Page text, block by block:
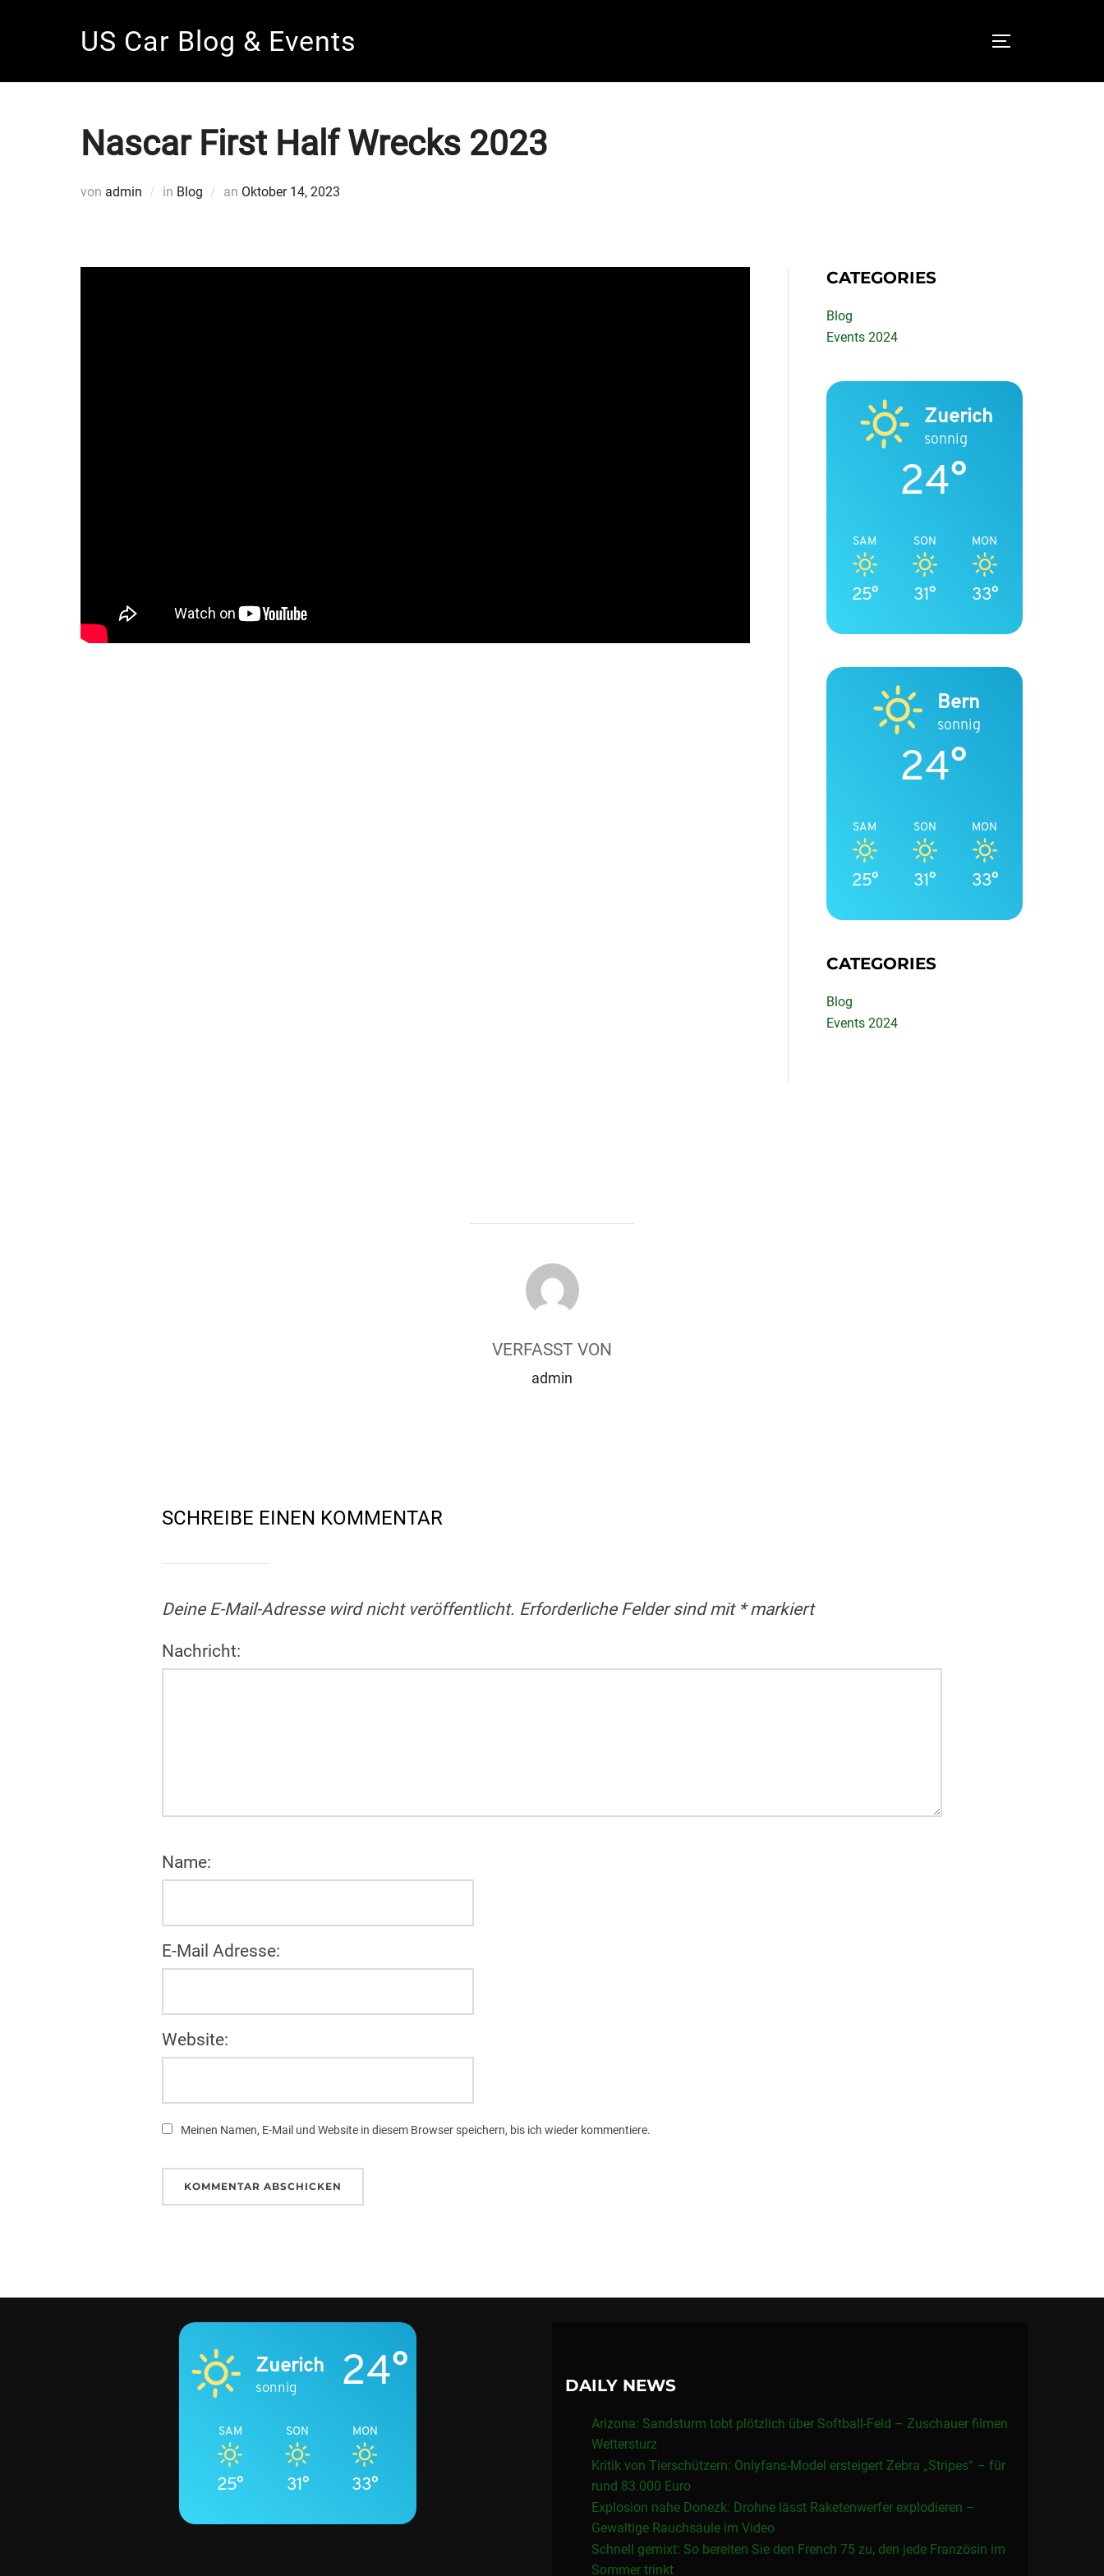
US Car Blog & Events
Nascar First Half Wrecks 2023
von admin in Blog an Veröffentlicht
Oktober 14, 2023
CATEGORIES
Blog
Events 2024
Zuerich
sonnig
24°
SAM
25°
SON
31°
MON
33°
Bern
sonnig
24°
SAM
25°
SON
31°
MON
33°
CATEGORIES
Blog
Events 2024
BEITRAGSAUTOR
VERFASST VON
admin
SCHREIBE EINEN KOMMENTAR
Deine E-Mail-Adresse wird nicht veröffentlicht. Erforderliche Felder sind mit *markiert
Nachricht:
Name:
E-Mail Adresse:
Website:
Meinen Namen, E-Mail und Website in diesem Browser speichern, bis ich wieder kommentiere.
Zuerich
sonnig 24°
SAM
25°
SON
31°
MON
33°
DAILY NEWS
Arizona: Sandsturm tobt plötzlich über Softball-Feld – Zuschauer filmen
Wettersturz
Kritik von Tierschützern: Onlyfans-Model ersteigert Zebra „Stripes“ – für
rund 83.000 Euro
Explosion nahe Donezk: Drohne lässt Raketenwerfer explodieren –
Gewaltige Rauchsäule im Video
Schnell gemixt: So bereiten Sie den French 75 zu, den jede Französin im
Sommer trinkt